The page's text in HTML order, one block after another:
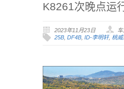
K8261次晚点运
2023年11月23日
25B, DF4B, ID-李明轩, 桃威